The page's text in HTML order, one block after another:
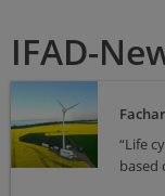
IFAD-
“Life
based